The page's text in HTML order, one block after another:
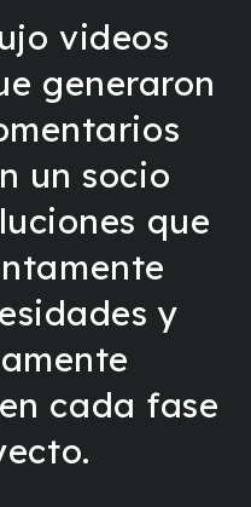
videos
generaron
un socio
que
y
cada fase